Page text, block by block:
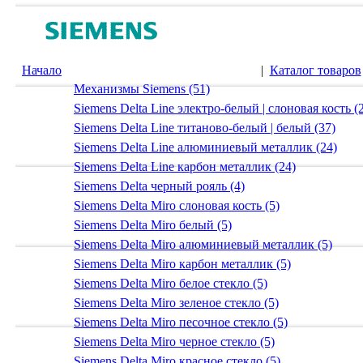
Начало | Каталог товаров
Механизмы Siemens (51)
Siemens Delta Line электро-белый | слоновая кость
Siemens Delta Line титаново-белый | белый (37)
Siemens Delta Line алюминиевый металлик (24)
Siemens Delta Line карбон металлик (24)
Siemens Delta черный рояль (4)
Siemens Delta Miro слоновая кость (5)
Siemens Delta Miro белый (5)
Siemens Delta Miro алюминиевый металлик (5)
Siemens Delta Miro карбон металлик (5)
Siemens Delta Miro белое стекло (5)
Siemens Delta Miro зеленое стекло (5)
Siemens Delta Miro песочное стекло (5)
Siemens Delta Miro черное стекло (5)